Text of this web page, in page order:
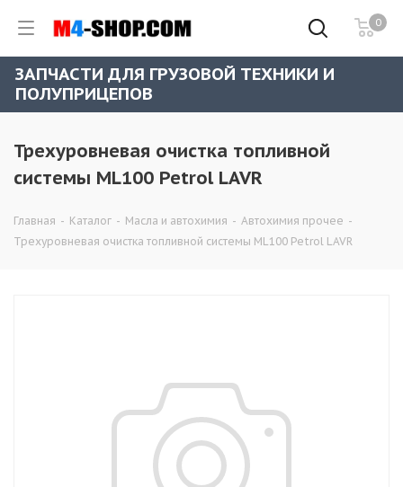
0
ЗАПЧАСТИ ДЛЯ ГРУЗОВОЙ ТЕХНИКИ И
ПОЛУПРИЦЕПОВ
Трехуровневая очистка топливной
системы ML100 Petrol LAVR
Главная - Каталог - Масла и автохимия - Автохимия прочее -
Трехуровневая очистка топливной системы ML100 Petrol LAVR